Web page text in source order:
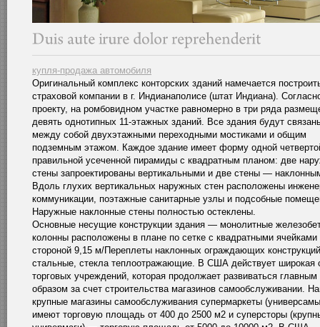
купля-продажа автомобиля
Оригинальный комплекс конторских зданий намечается
страховой компании в г. Индианаполисе (штат Индиана).
проекту, на ромбовидном участке равномерно в три ряда
девять однотипных 11-этажных зданий. Все здания будут
между собой двухэтажными переходными мостиками и общим
подземным этажом. Каждое здание имеет форму одной
правильной усеченной пирамиды с квадратным планом: две
стены запроектированы вертикальными и две стены —
Вдоль глухих вертикальных наружных стен расположены
коммуникации, поэтажные санитарные узлы и подсобные
Наружные наклонные стены полностью остеклены.
Основные несущие конструкции здания — монолитные
колонны расположены в плане по сетке с квадратными ячейками
стороной 9,15 м/Переплеты наклонных ограждающих конструкций
стальные, стекла теплоотражающие. В США действует широкая
торговых учреждений, которая продолжает развиваться главным
образом за счет строительства магазинов самообслуживании.
крупные магазины самообслуживания супермаркеты
имеют торговую площадь от 400 до 2500 м2 и суперсторы